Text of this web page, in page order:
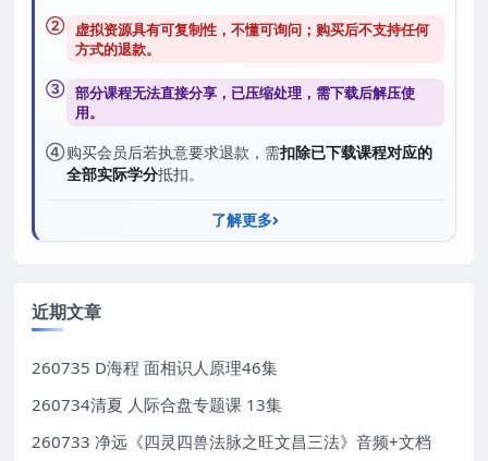
② 虚拟资源具有可复制性，不懂可询问；购买后不支持任何
方式的退款。
③ 部分课程无法直接分享，已压缩处理，需下载后解压使
用。
④购买会员后若执意要求退款，需扣除已下载课程对应的
全部实际学分抵扣。
了解更多
近期文章
260735 D海程 面相识人原理46集
260734清夏 人际合盘专题课 13集
260733 净远《四灵四兽法脉之旺文昌三法》音频+文档